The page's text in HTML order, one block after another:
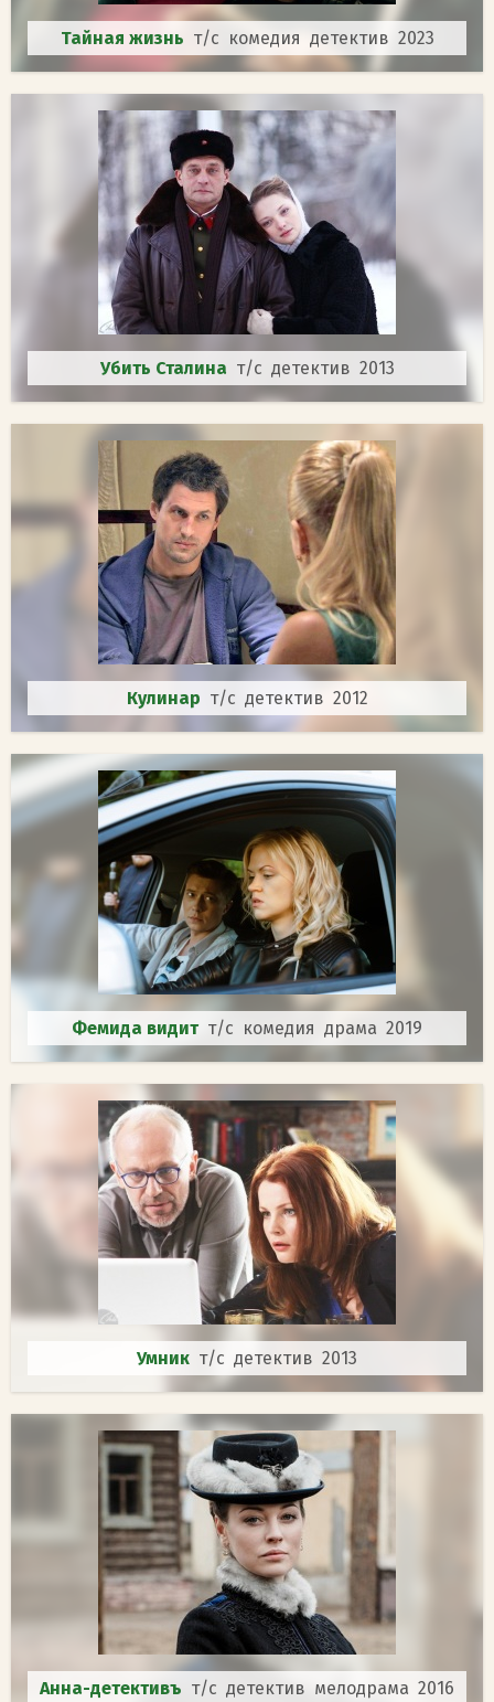
Тайная жизнь т/с комедия детектив 2023
Убить Сталина т/с детектив 2013
Кулинар т/с детектив 2012
Фемида видит т/с комедия драма 2019
Умник т/с детектив 2013
Анна-детективъ т/с детектив мелодрама 2016